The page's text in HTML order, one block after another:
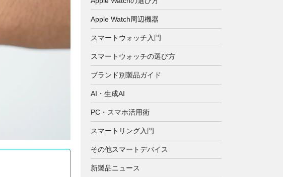
Apple Watch周辺機器
スマートウォッチ入門
スマートウォッチの選び方
ブランド別製品ガイド
AI・生成AI
PC・スマホ活用術
スマートリング入門
その他スマートデバイス
新製品ニュース